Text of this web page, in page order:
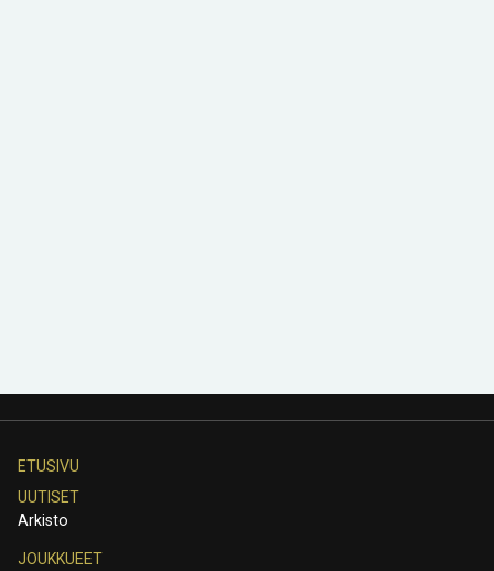
ETUSIVU
UUTISET
Arkisto
JOUKKUEET